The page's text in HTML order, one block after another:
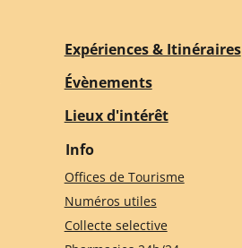
Expériences & Itinéraires
Évènements
Lieux d'intérêt
Info
Offices de Tourisme
Numéros utiles
Collecte selective